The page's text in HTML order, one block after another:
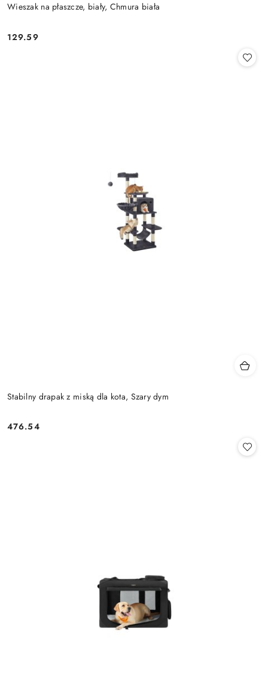
Wieszak na płaszcze, biały, Chmura biała
Cena:
129.59
Stabilny drapak z miską dla kota, Szary dym
Cena:
476.54